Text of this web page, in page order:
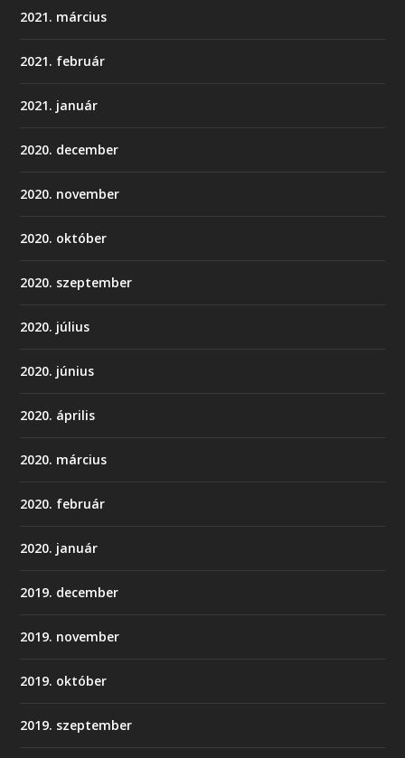
2021. március
2021. február
2021. január
2020. december
2020. november
2020. október
2020. szeptember
2020. július
2020. június
2020. április
2020. március
2020. február
2020. január
2019. december
2019. november
2019. október
2019. szeptember